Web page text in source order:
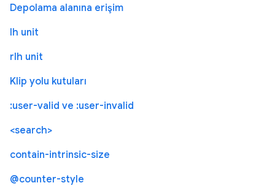
Depolama alanına erişim
lh unit
rlh unit
Klip yolu kutuları
:user-valid ve :user-invalid
<search>
contain-intrinsic-size
@counter-style